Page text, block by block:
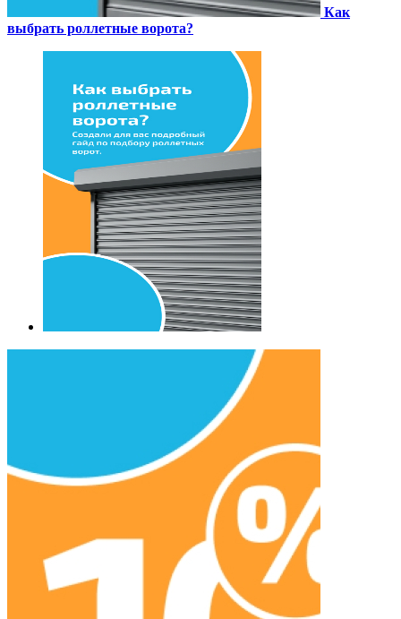
Как
выбрать роллетные ворота?